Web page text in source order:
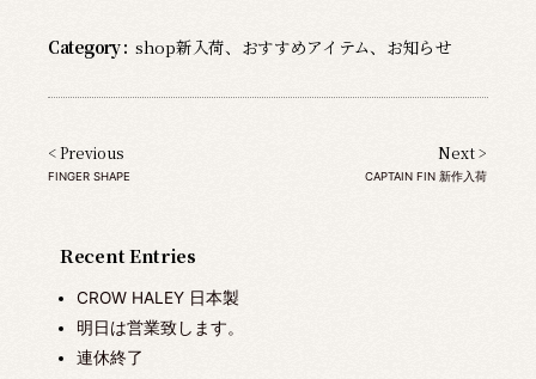
Recent Entries
CROW HALEY 日本製
明日は営業致します。
連休終了
Category : shop新入荷、 おすすめアイテム、 お知らせ
< Previous
FINGER SHAPE
Next >
CAPTAIN FIN 新作入荷